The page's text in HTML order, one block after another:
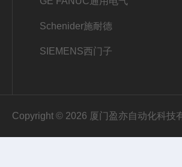
Schenider施耐德
SIEMENS西门子
Copyright © 2026 厦门盈亦自动化科技